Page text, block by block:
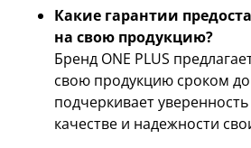
Какие гарантии
на свою продукцию?
Бренд ONE PLUS
свою продукцию сроком до
подчеркивает
качестве и надежности